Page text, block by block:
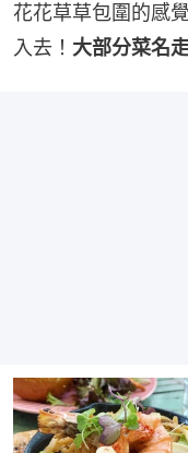
花花草草包圍的感
入去！ 大部分菜名